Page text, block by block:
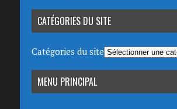
CATÉGORIES DU SITE
Catégories du site
MENU PRINCIPAL